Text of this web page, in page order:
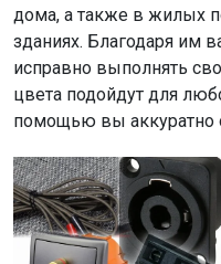
дома, а также в жилых
зданиях. Благодаря им
исправно выполнять
цвета подойдут для
помощью вы аккуратно